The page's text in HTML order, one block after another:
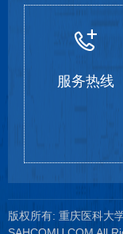
服务热线
版权所有: 重庆医科大